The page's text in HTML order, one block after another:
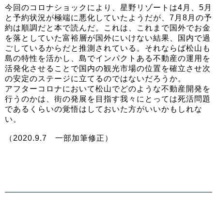
今回のコロナショックにより、星野リゾートは4月、5月
と予約状況が極端に悪化していたようだが、7月8月の予
約は順調だと本で読んだ。これは、これまで国外でお金
を落としていた富裕層が国外にいけない結果、国内で過
ごしているからだと推測されている。それならば松山も
島の特性を活かし、島でインパクトある不動産の運用を
活発化させることで国内の観光市場の位置を確立させ次
の安定のステージに立てるのではないだろうか。
アフターコロナにおいて松山でどのような不動産開発を
行うのかは、街の発展を目指す我々にとっては死活問題
であるくらいの覚悟はしておいた方がいいかもしれな
い。
（2020.9.7 一部加筆修正）